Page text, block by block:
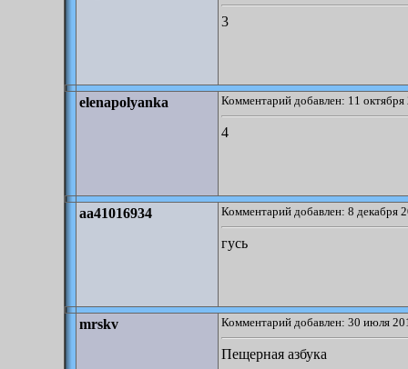
3
elenapolyanka Комментарий добавлен: 11
4
aa41016934 Комментарий добавлен: 8 декабря
гусь
mrskv Комментарий добавлен: 30 июля
Пещерная азбука